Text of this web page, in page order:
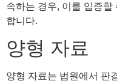
속하는 경우, 이를 입증할
합니다.
양형 자료
양형 자료는 법원에서 판